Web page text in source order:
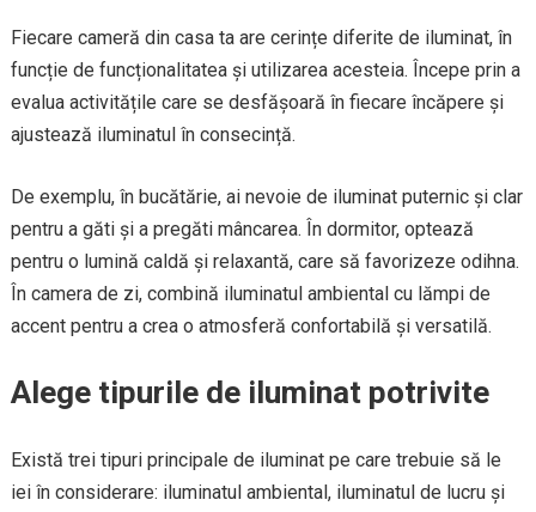
Fiecare cameră din casa ta are cerințe diferite de iluminat, în
funcție de funcționalitatea și utilizarea acesteia. Începe prin a
evalua activitățile care se desfășoară în fiecare încăpere și
ajustează iluminatul în consecință.
De exemplu, în bucătărie, ai nevoie de iluminat puternic și clar
pentru a găti și a pregăti mâncarea. În dormitor, optează
pentru o lumină caldă și relaxantă, care să favorizeze odihna.
În camera de zi, combină iluminatul ambiental cu lămpi de
accent pentru a crea o atmosferă confortabilă și versatilă.
Alege tipurile de iluminat potrivite
Există trei tipuri principale de iluminat pe care trebuie să le
iei în considerare: iluminatul ambiental, iluminatul de lucru și